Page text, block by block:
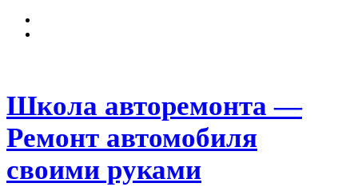
Школа авторемонта —
Ремонт автомобиля
своими руками